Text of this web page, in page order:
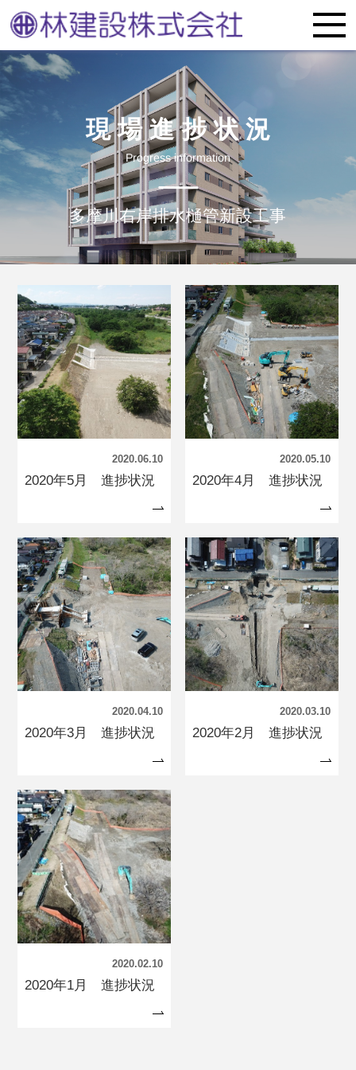
現場進捗状況
Progress information
多摩川右岸排水樋管新設工事
2020.06.10
2020年5月 進捗状況
2020.05.10
2020年4月 進捗状況
2020.04.10
2020年3月 進捗状況
2020.03.10
2020年2月 進捗状況
2020.02.10
2020年1月 進捗状況